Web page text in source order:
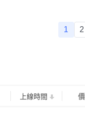
1 2
上線時間